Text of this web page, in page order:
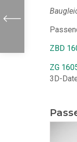
ZBD
ZG
3D-